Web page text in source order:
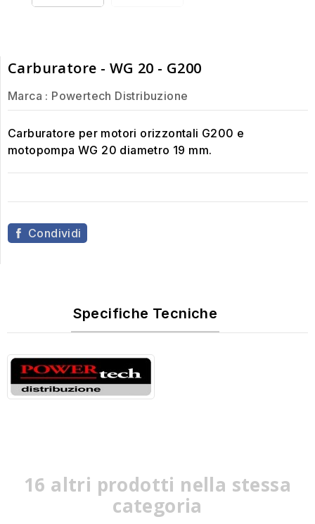
Carburatore - WG 20 - G200
Marca : Powertech Distribuzione
Carburatore per motori orizzontali G200 e
motopompa WG 20 diametro 19 mm.
Condividi
Specifiche Tecniche
16 altri prodotti nella stessa
categoria